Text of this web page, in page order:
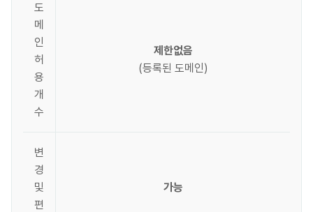
도
메
인
허
용
개
수
제한없음
(등록된 도메인)
변
경
및
편
가능